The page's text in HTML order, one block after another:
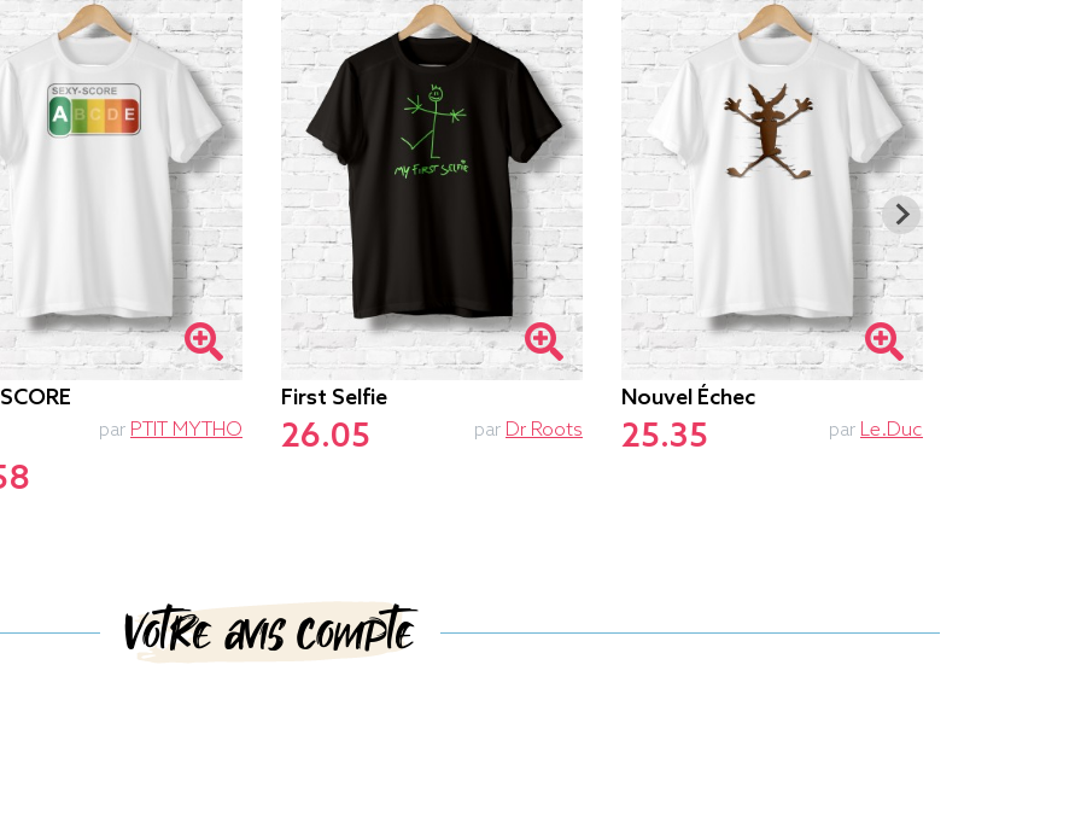
par PTIT MYTHO
First Selfie
26.05 par Dr Roots
Nouvel Échec
25.35 par Le.duc
Votre avis compte